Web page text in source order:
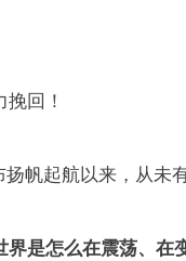
回！
扬帆起航以来，从未
界是怎么在震荡、在